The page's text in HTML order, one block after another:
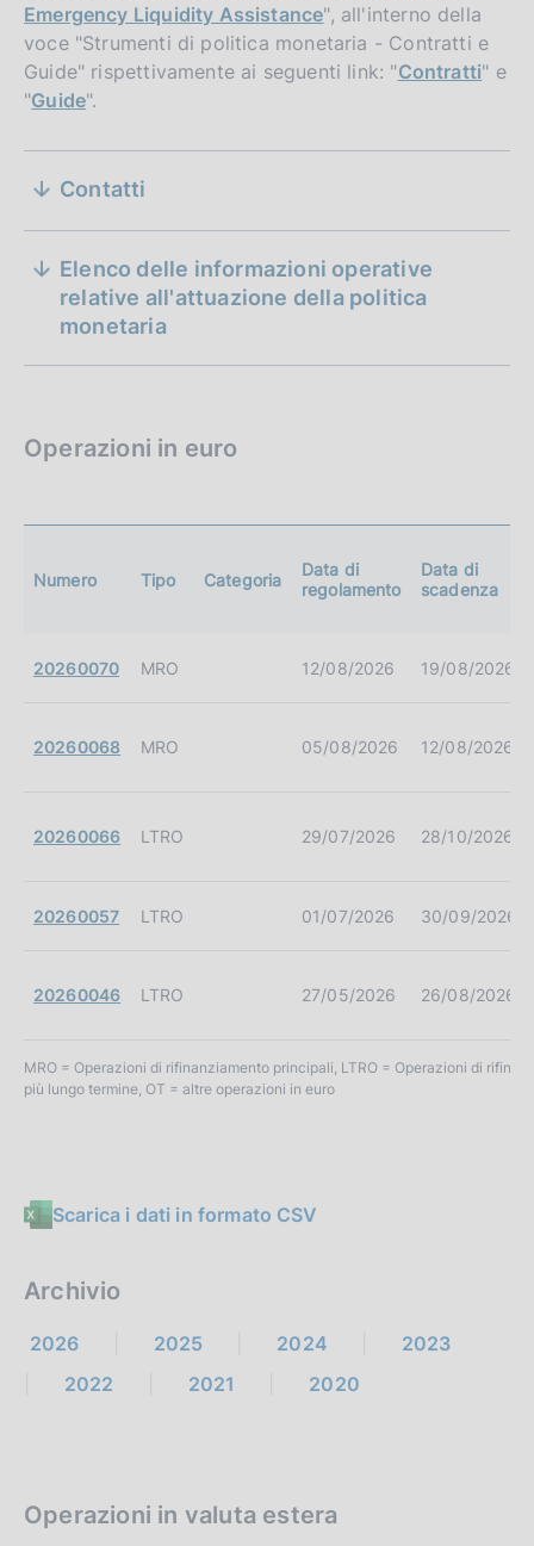
Emergency Liquidity Assistance", all'interno della
voce "Strumenti di politica monetaria - Contratti e
Guide" rispettivamente ai seguenti link: "Contratti" e
"Guide".
S
z
e
d
i
p
r
o
n
d
m
n
Contatti
D
a
a
i
e
07 novembre 2025
aggiornato il 7 novembre 2025 - Versione
Elenco delle informazioni operative
relative all'attuazione della politica
monetaria
Operazioni in euro
Numero Tipo Categoria
Data di
regolamento
Data di
scadenza
20260070 MRO 12/08/2026 19/08/2026
20260068 MRO 05/08/2026 12/08/2026
20260066 LTRO 29/07/2026 28/10/2026
20260057 LTRO 01/07/2026 30/09/2026
20260046 LTRO 27/05/2026 26/08/2026
MRO = Operazioni di rifinanziamento principali, LTRO = Operazioni di
più lungo termine, OT = altre operazioni in euro
Scarica i dati in formato CSV
Archivio
2026 2025 2024
2023
2022
2021 2020
Operazioni in valuta estera